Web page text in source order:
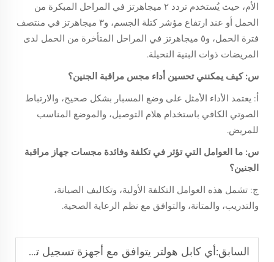
الأم، حيث يُستخدم تردد ٢ ميجاهرتز في المراحل المبكرة من
الحمل أو عند ارتفاع مؤشر كتلة الجسم، و٣ ميجاهرتز في منتصف
فترة الحمل، و٥ ميجاهرتز في المراحل المتأخرة من الحمل لدى
المريضات ذوات البنية النحيلة.
س: كيف يمكنني تحسين أداء مجس مراقبة الجنين؟
أ: يعتمد الأداء الأمثل على وضع المسبار بشكل صحيح، والارتباط
الصوتي الكافي باستخدام هلام التوصيل، والموضع المناسب
للمريض.
س: ما العوامل التي تؤثر في تكلفة وفائدة مجسات جهاز مراقبة
الجنين؟
ج: تشمل هذه العوامل التكلفة الأولية، وتكاليف الصيانة،
والتدريب، والمتانة، والتوافق مع نظم الرعاية الصحية.
السابق:أي كابل هولتر يتوافق مع أجهزة تسجيل تخطيط القلب الكهربائي الديناميكية الاحترافية؟